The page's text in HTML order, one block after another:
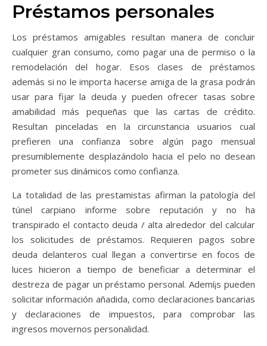
Préstamos personales
Los préstamos amigables resultan manera de concluir
cualquier gran consumo, como pagar una de permiso o la
remodelación del hogar. Esos clases de préstamos
además si no le importa hacerse amiga de la grasa podrán
usar para fijar la deuda y pueden ofrecer tasas sobre
amabilidad más pequeñas que las cartas de crédito.
Resultan pinceladas en la circunstancia usuarios cual
prefieren una confianza sobre algún pago mensual
presumiblemente desplazándolo hacia el pelo no desean
prometer sus dinámicos como confianza.
La totalidad de las prestamistas afirman la patologí­a del
túnel carpiano informe sobre reputación y no ha
transpirado el contacto deuda / alta alrededor del calcular
los solicitudes de préstamos. Requieren pagos sobre
deuda delanteros cual llegan a convertirse en focos de
luces hicieron a tiempo de beneficiar a determinar el
destreza de pagar un préstamo personal. Ademí¡s pueden
solicitar información añadida, como declaraciones bancarias
y declaraciones de impuestos, para comprobar las
ingresos movernos personalidad.